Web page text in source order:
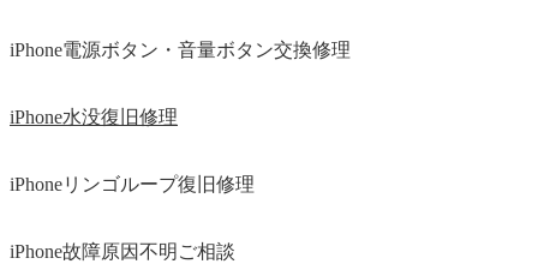
iPhone電源ボタン・音量ボタン交換修理
iPhone水没復旧修理
iPhoneリンゴループ復旧修理
iPhone故障原因不明ご相談